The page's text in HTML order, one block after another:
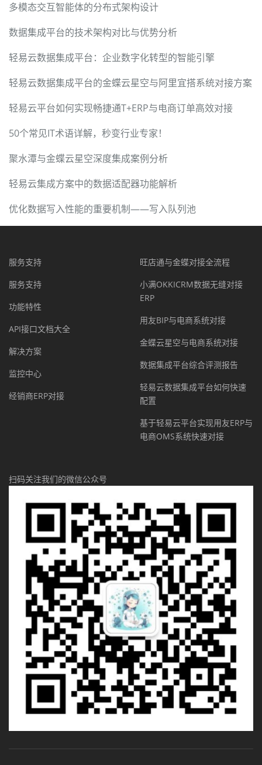
多模态交互智能体的分布式架构设计
数据集成平台的技术架构对比与优势分析
轻易云数据集成平台：企业数字化转型的智能引擎
轻易云数据集成平台的金蝶云星空与阿里宜搭系统对接方案
轻易云平台如何实现畅捷通T+ERP与电商订单高效对接
50个常见IT术语详解，秒变行业专家！
聚水潭与金蝶云星空深度集成案例分析
轻易云集成方案中的数据适配器功能解析
优化数据写入性能的重要机制——写入队列池
服务支持
服务支持
功能特性
API接口文档大全
解决方案
监控中心
经销商ERP对接
旺店通与金蝶对接全流程
小满OKKICRM数据无缝对接
ERP
用友BIP与电商系统对接
金蝶云星空与电商系统对接
数据集成平台综合评测报告
轻易云数据集成平台如何快速
配置
基于轻易云平台实现用友ERP与
电商OMS系统快速对接
扫码关注我们的微信公众号